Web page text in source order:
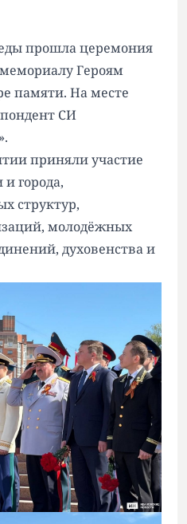
прошла церемония
Героям
памяти. На месте
СИ
приняли участие
города,
структур,
молодёжных
духовенства и